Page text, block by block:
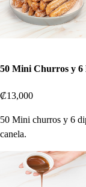
50 Mini Churros y 6
₡13,000
50 Mini churros y 6
canela.